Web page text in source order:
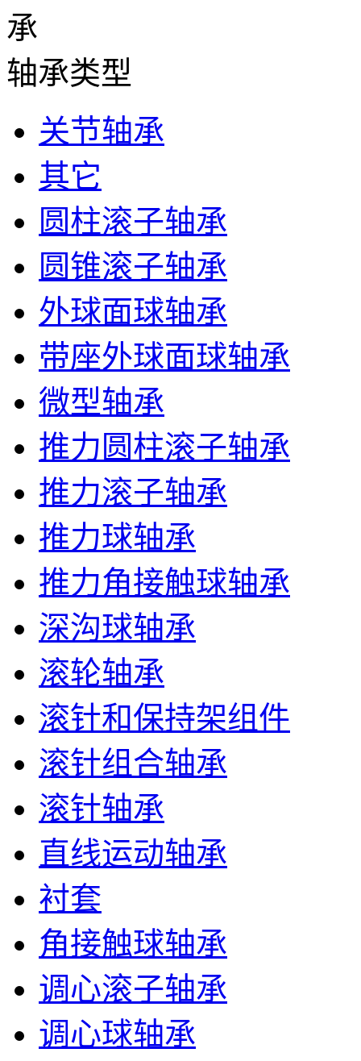
轴承类型
关节轴承
其它
圆柱滚子轴承
圆锥滚子轴承
外球面球轴承
带座外球面球轴承
微型轴承
推力圆柱滚子轴承
推力滚子轴承
推力球轴承
推力角接触球轴承
深沟球轴承
滚轮轴承
滚针和保持架组件
滚针组合轴承
滚针轴承
直线运动轴承
衬套
角接触球轴承
调心滚子轴承
调心球轴承